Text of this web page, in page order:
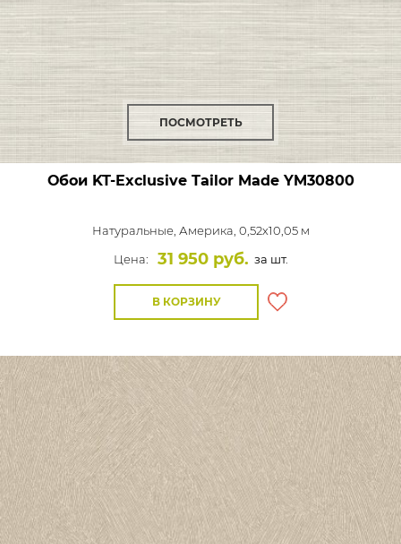
ПОСМОТРЕТЬ
Обои KT-Exclusive Tailor MadeYM30800
Натуральные, Америка, 0,52x10,05 м
Цена:
31 950 руб. за шт.
В КОРЗИНУ